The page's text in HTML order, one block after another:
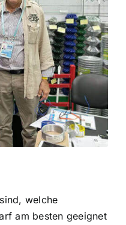
welche
am besten geeignet